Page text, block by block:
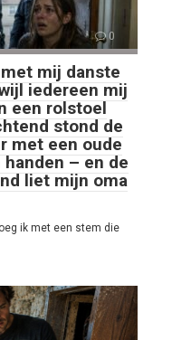
0
mij danste
iedereen mij
een rolstoel
stond de
met een oude
– en de
liet mijn oma
ik met een stem die